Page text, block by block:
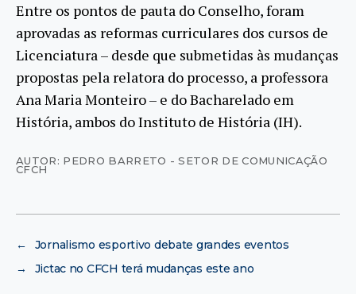
Entre os pontos de pauta do Conselho, foram
aprovadas as reformas curriculares dos cursos de
Licenciatura – desde que submetidas às mudanças
propostas pela relatora do processo, a professora
Ana Maria Monteiro – e do Bacharelado em
História, ambos do Instituto de História (IH).
AUTOR: PEDRO BARRETO - SETOR DE COMUNICAÇÃO
CFCH
←
Jornalismo esportivo debate grandes eventos
→
Jictac no CFCH terá mudanças este ano